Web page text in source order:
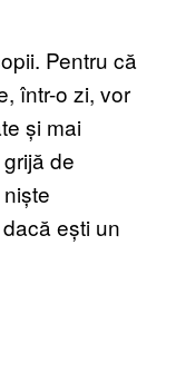
Pentru că
într-o zi, vor
și mai
de
ești un